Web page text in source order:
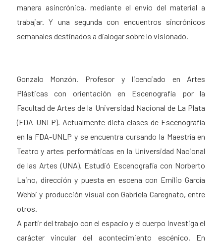
manera asincrónica, mediante el envío del material a
trabajar. Y una segunda con encuentros sincrónicos
semanales destinados a dialogar sobre lo visionado.
Gonzalo Monzón. Profesor y licenciado en Artes
Plásticas con orientación en Escenografía por la
Facultad de Artes de la Universidad Nacional de La Plata
(FDA-UNLP). Actualmente dicta clases de Escenografía
en la FDA-UNLP y se encuentra cursando la Maestría en
Teatro y artes performáticas en la Universidad Nacional
de las Artes (UNA). Estudió Escenografía con Norberto
Laino, dirección y puesta en escena con Emilio García
Wehbi y producción visual con Gabriela Caregnato, entre
otros.
A partir del trabajo con el espacio y el cuerpo investiga el
carácter vincular del acontecimiento escénico. En